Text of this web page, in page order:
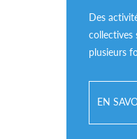
Des
collectives
plusieurs
EN